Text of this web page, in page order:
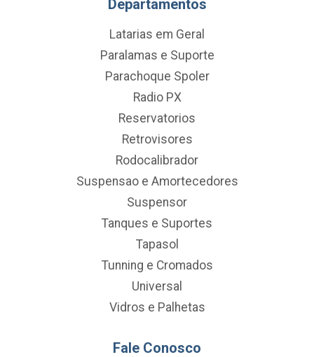
Departamentos
Latarias em Geral
Paralamas e Suporte
Parachoque Spoler
Radio PX
Reservatorios
Retrovisores
Rodocalibrador
Suspensao e Amortecedores
Suspensor
Tanques e Suportes
Tapasol
Tunning e Cromados
Universal
Vidros e Palhetas
Fale Conosco